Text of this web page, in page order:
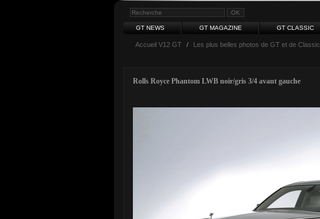
GT NEWS GT MAGAZINE GT CLASSIC
Accueil V12 GT / Les plus belles photos de GT et de Classic.
Rolls Royce Phantom LWB noir/gris 3/4 avant gauche